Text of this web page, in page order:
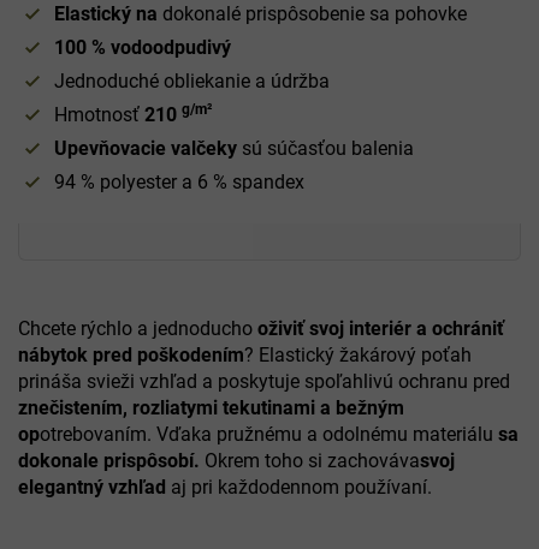
Elastický na dokonalé prispôsobenie sa pohovke
100 % vodoodpudivý
Jednoduché obliekanie a údržba
Hmotnosť 210 g/m²
Upevňovacie valčeky sú súčasťou balenia
94 % polyester a 6 % spandex
Chcete rýchlo a jednoducho oživiť svoj interiér a ochrániť
nábytok pred poškodením? Elastický žakárový poťah
prináša svieži vzhľad a poskytuje spoľahlivú ochranu pred
znečistením, rozliatymi tekutinami a bežným
opotrebovaním. Vďaka pružnému a odolnému materiálu sa
dokonale prispôsobí. Okrem toho si zachovávasvoj
elegantný vzhľad aj pri každodennom používaní.